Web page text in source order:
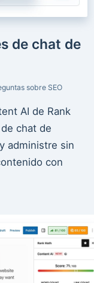
de chat de
sobre SEO
AI de Rank
chat de
administre sin
con